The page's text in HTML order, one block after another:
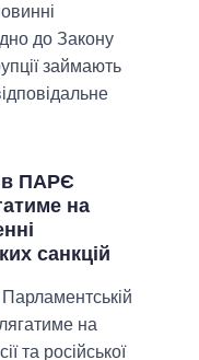
до Закону
займають
в ПАРЄ
на
санкцій
на
та російської